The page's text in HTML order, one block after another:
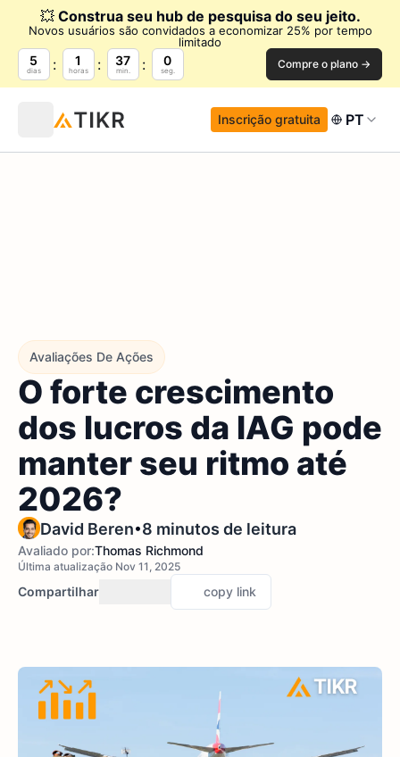
💥 Construa seu hub de pesquisa do seu jeito.
Novos usuários são convidados a economizar 25% por tempo
limitado
5
dias
1
horas
36
min.
58
seg. Compre o plano →
Inscrição gratuita PT
Avaliações De Ações
O forte crescimento
dos lucros da IAG pode
manter seu ritmo até
2026?
David Beren•8 minutos de leitura
Avaliado por:Thomas Richmond
Última atualização Nov 11, 2025
Compartilhar copy link